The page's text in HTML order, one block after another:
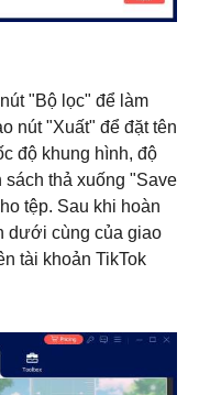
"Bộ lọc" để làm
nút "Xuất" để đặt tên
độ khung hình, độ
thả xuống "Save
tệp. Sau khi hoàn
dưới cùng của giao
tài khoản TikTok